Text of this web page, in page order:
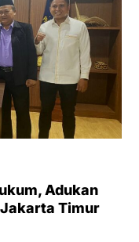
Adukan
Jakarta Timur